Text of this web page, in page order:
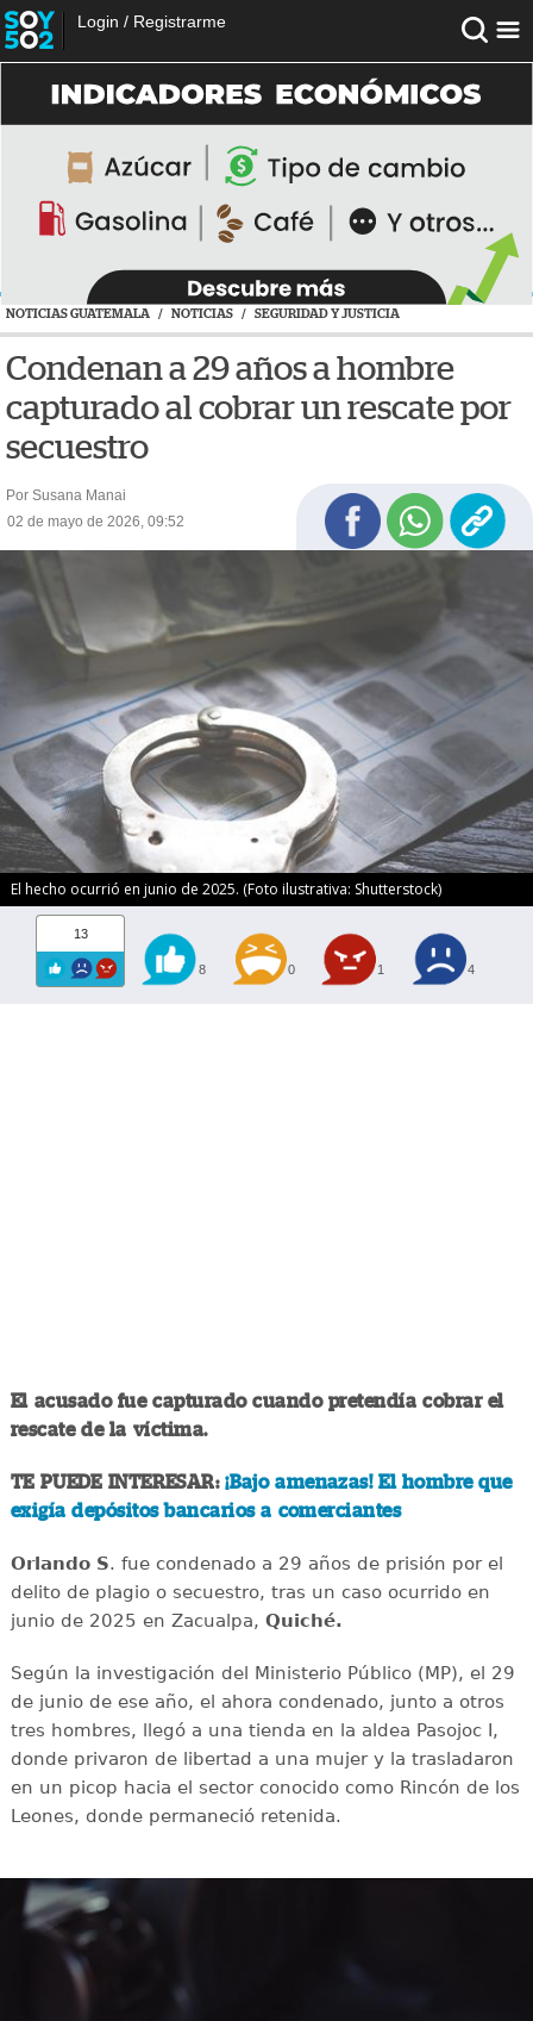
Login / Registrarme
NOTICIAS GUATEMALA / NOTICIAS / SEGURIDAD Y JUSTICIA
Condenan a 29 años a hombre
capturado al cobrar un rescate por
secuestro
Por Susana Manai
02 de mayo de 2026, 09:52
El hecho ocurrió en junio de 2025. (Foto ilustrativa: Shutterstock)
13
8 0 1 4
El acusado fue capturado cuando pretendía cobrar el
rescate de la víctima.
TE PUEDE INTERESAR:¡Bajo amenazas! El hombre que
exigía depósitos bancarios a comerciantes
Orlando S. fue condenado a 29 años de prisión por el
delito de plagio o secuestro, tras un caso ocurrido en
junio de 2025 en Zacualpa, Quiché.
Según la investigación del Ministerio Público (MP), el 29
de junio de ese año, el ahora condenado, junto a otros
tres hombres, llegó a una tienda en la aldea Pasojoc I,
donde privaron de libertad a una mujer y la trasladaron
en un picop hacia el sector conocido como Rincón de los
Leones, donde permaneció retenida.